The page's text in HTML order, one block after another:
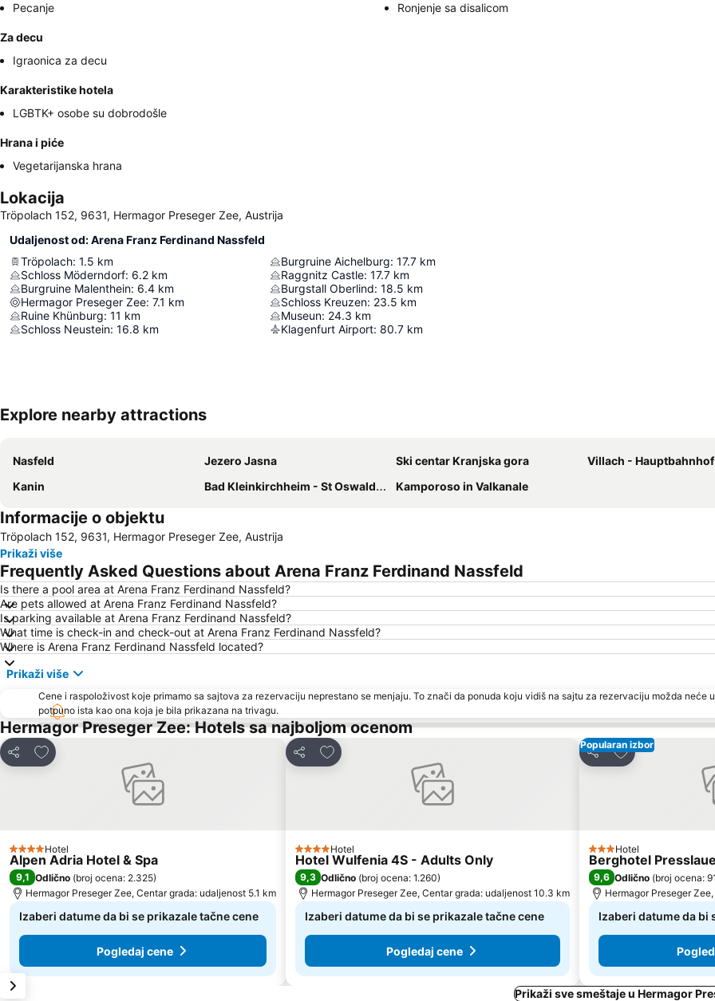
Pecanje
Ronjenje sa disalicom
Za decu
Igraonica za decu
Karakteristike hotela
LGBTK+ osobe su dobrodošle
Hrana i piće
Vegetarijanska hrana
Lokacija
Tröpolach 152, 9631, Hermagor Preseger Zee, Austrija
Udaljenost od: Arena Franz Ferdinand Nassfeld
Tröpolach: 1.5 km
Schloss Möderndorf: 6.2 km
Burgruine Malenthein: 6.4 km
Hermagor Preseger Zee: 7.1 km
Ruine Khünburg: 11 km
Schloss Neustein: 16.8 km
Burgruine Aichelburg: 17.7 km
Raggnitz Castle: 17.7 km
Burgstall Oberlind: 18.5 km
Schloss Kreuzen: 23.5 km
Museun: 24.3 km
Klagenfurt Airport: 80.7 km
Explore nearby attractions
Nasfeld Jezero Jasna Ski centar Kranjska gora
Villach - Hauptbahnhof
Kanin
Bad Kleinkirchheim - St Oswald SkyArena Kamporoso in Valkanale
Informacije o objektu
Tröpolach 152, 9631, Hermagor Preseger Zee, Austrija
Prikaži više
Frequently Asked Questions about Arena Franz Ferdinand Nassfeld
Is there a pool area at Arena Franz Ferdinand Nassfeld?
Are pets allowed at Arena Franz Ferdinand Nassfeld?
Is parking available at Arena Franz Ferdinand Nassfeld?
What time is check-in and check-out at Arena Franz Ferdinand Nassfeld?
Where is Arena Franz Ferdinand Nassfeld located?
Prikaži više
Cene i raspoloživost koje primamo sa sajtova za rezervaciju neprestano se menjaju. To znači da ponuda koju vidiš na sajtu za rezervaciju možda neće
potpuno ista kao ona koja je bila prikazana na trivagu.
Hermagor Preseger Zee: Hotels sa najboljom ocenom
Deli
Dodati u favorite
4 Zvezdice
Hotel
Alpen Adria Hotel & Spa
9,1 Odlično (broj ocena: 2.325)
Hermagor Preseger Zee, Centar grada: udaljenost 5.1 km
Izaberi datume da bi se prikazale tačne cene
Pogledaj cene
Deli
Dodati u favorite
4 Zvezdice
Hotel
Hotel Wulfenia 4S - Adults Only
9,3 Odlično (broj ocena: 1.260)
Hermagor Preseger Zee, Centar grada: udaljenost 10.3 km
Izaberi datume da bi se prikazale tačne cene
Pogledaj cene
Popularan izbor
Deli
Dodati u favorite
3 Zvezdice
Hotel
Berghotel
9,6 Odlično (broj ocena:
Hermagor Preseger
Izaberi datume da bi
Prikaži sve smeštaje u Hermagor